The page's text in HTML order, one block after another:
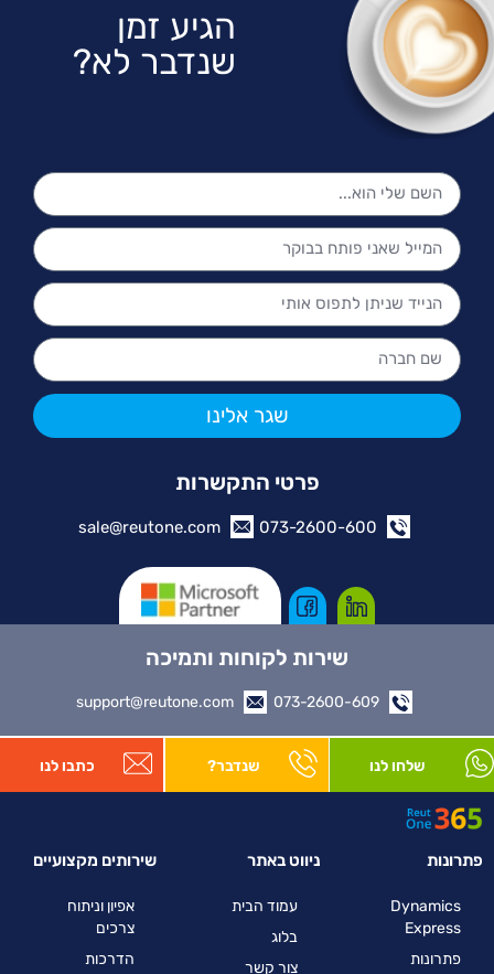
הגיע זמן
שנדבר לא?
שגר אלינו
פרטי התקשרות
073-2600-600
sale@reutone.com
שירות לקוחות ותמיכה
073-2600-609
support@reutone.com
שלחו לנו שנדבר? כתבו לנו
פתרונות
Dynamics
Express
פתרונות
ניווט באתר
עמוד הבית
בלוג
צור קשר
שירותים מקצועיים
אפיון וניתוח
צרכים
הדרכות